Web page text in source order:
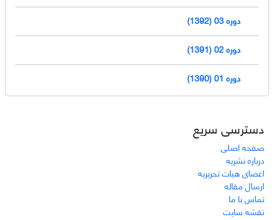
دوره 03 (1392)
دوره 02 (1391)
دوره 01 (1390)
دسترسی سریع
صفحه اصلی
درباره نشریه
اعضای هیات تحریریه
ارسال مقاله
تماس با ما
نقشه سایت